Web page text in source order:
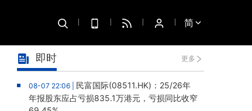
简
即时 更多
08-07 22:06 | 民富国际(08511.HK)：25/26年
年报股东应占亏损835.1万港元，亏损同比收窄